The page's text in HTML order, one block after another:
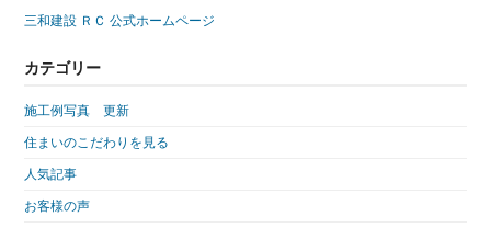
三和建設 ＲＣ 公式ホームページ
カテゴリー
施工例写真 更新
住まいのこだわりを見る
人気記事
お客様の声